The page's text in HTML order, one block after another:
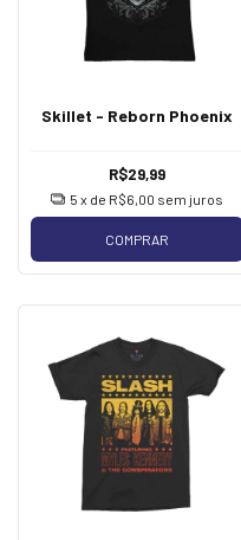
Skillet - Reborn Phoenix
R$29,99
5 x de R$6,00 sem juros
COMPRAR